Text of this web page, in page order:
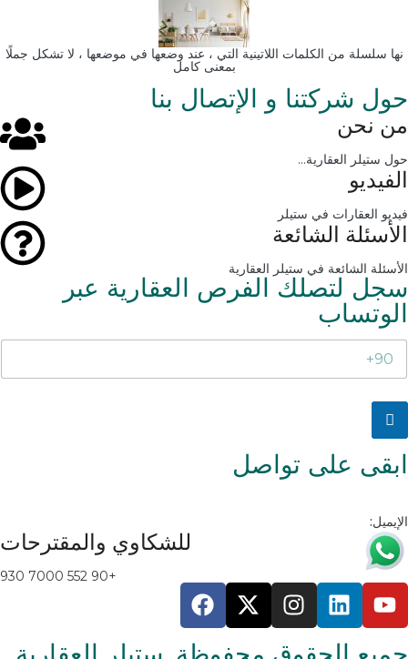
نها سلسلة من الكلمات اللاتينية التي ، عند وضعها في موضعها ، لا تشكل جملًا
بمعنى كامل
حول شركتنا و الإتصال بنا
من نحن
حول ستيلر العقارية...
الفيديو
فيديو العقارات في ستيلر
الأسئلة الشائعة
الأسئلة الشائعة في ستيلر العقارية
سجل لتصلك الفرص العقارية عبر
الوتساب
ابقى على تواصل
الإيميل:
للشكاوي والمقترحات
+90 552 7000 930